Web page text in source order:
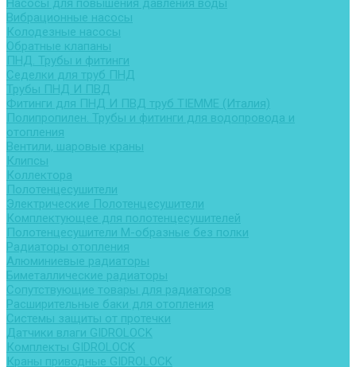
Насосы для повышения давления воды
Вибрационные насосы
Колодезные насосы
Обратные клапаны
ПНД. Трубы и фитинги
Седелки для труб ПНД
Трубы ПНД И ПВД
Фитинги для ПНД И ПВД труб TIEMME (Италия)
Полипропилен. Трубы и фитинги для водопровода и
отопления
Вентили, шаровые краны
Клипсы
Коллектора
Полотенцесушители
Электрические Полотенцесушители
Комплектующее для полотенцесушителей
Полотенцесушители М-образные без полки
Радиаторы отопления
Алюминиевые радиаторы
Биметаллические радиаторы
Сопутствующие товары для радиаторов
Расширительные баки для отопления
Системы защиты от протечки
Датчики влаги GIDROLOCK
Комплекты GIDROLOCK
Краны приводные GIDROLOCK